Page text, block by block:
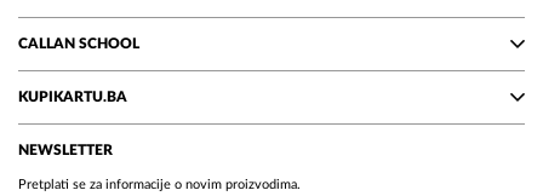
CALLAN SCHOOL
KUPIKARTU.BA
NEWSLETTER
Pretplati se za informacije o novim proizvodima.